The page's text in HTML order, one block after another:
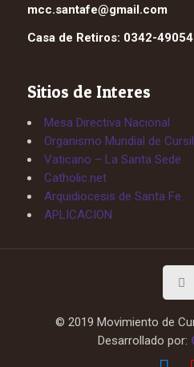
mcc.santafe@gmail.com
Casa de Retiros: 0342-
Sitios de Interes
Mesa Directiva Nacional
Organismo Mundial de
Vaticano – La Santa Sede
Catholic.net
Arquidiocesis de Santa Fe
APLICACION
© 2019 Movimiento de
Desarrollado por: